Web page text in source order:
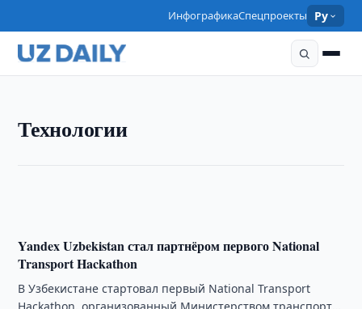
ИнфографикаСпецпроекты Ру
Технологии
Узбекистан впервые примет Международную
Yandex Uzbekistan стал партнёром первого National
Transport Hackathon
В Узбекистане стартовал первый National Transport